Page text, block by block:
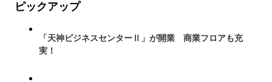
ピックアップ
「天神ビジネスセンターⅡ」が開業 商業フロアも充
実！